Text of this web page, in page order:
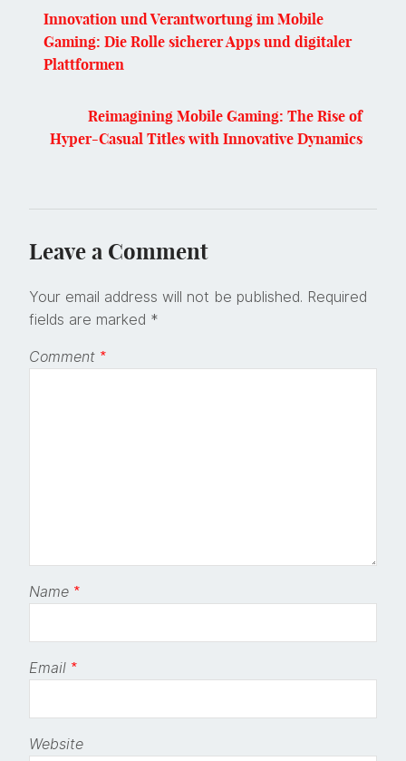
Innovation und Verantwortung im Mobile
Gaming: Die Rolle sicherer Apps und digitaler
Plattformen
Reimagining Mobile Gaming: The Rise of
Hyper-Casual Titles with Innovative Dynamics
Leave a Comment
Your email address will not be published. Required
fields are marked *
Comment *
Name *
Email *
Website